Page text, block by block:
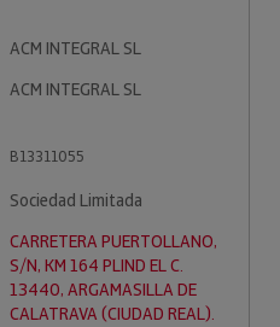
ACM INTEGRAL SL
ACM INTEGRAL SL
B13311055
Sociedad Limitada
CARRETERA PUERTOLLANO,
S/N, KM 164 PLIND EL C.
13440, ARGAMASILLA DE
CALATRAVA (CIUDAD REAL).